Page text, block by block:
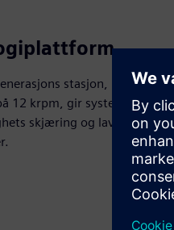
stasjon, med 1PH3
12 krpm, gir systemet full
skjæring og lavhastighets